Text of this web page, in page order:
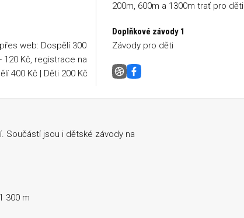
web: Dospělí 300
120 Kč, registrace na
400 Kč | Děti 200 Kč
200m, 600m a 1300m trať pro děti
Doplňkové závody 1
Závody pro děti
ŘepoRunFacebook
Součástí jsou i dětské závody na
300 m